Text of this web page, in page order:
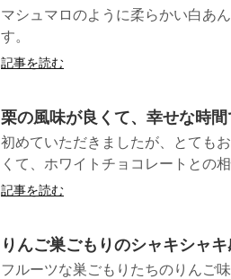
マシュマロのように柔らかい白あ
す。
記事を読む
栗の風味が良くて、幸せな時間
初めていただきましたが、とても
くて、ホワイトチョコレートとの
記事を読む
りんご巣ごもりのシャキシャ
フルーツな巣ごもりたちのりんご